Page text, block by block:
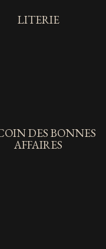
LITERIE
DES BONNES
AFFAIRES